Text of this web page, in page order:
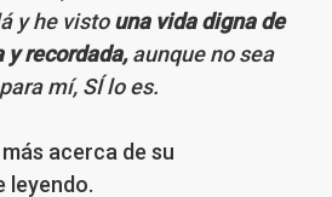
y he vistouna vida digna de
y recordada,aunque no sea
mí, SÍ lo es.
acerca de su
leyendo.